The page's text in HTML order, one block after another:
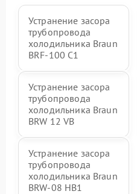
Устранение засора
трубопровода
холодильника Braun
BRF-100 C1
Устранение засора
трубопровода
холодильника Braun
BRW 12 VB
Устранение засора
трубопровода
холодильника Braun
BRW-08 HB1